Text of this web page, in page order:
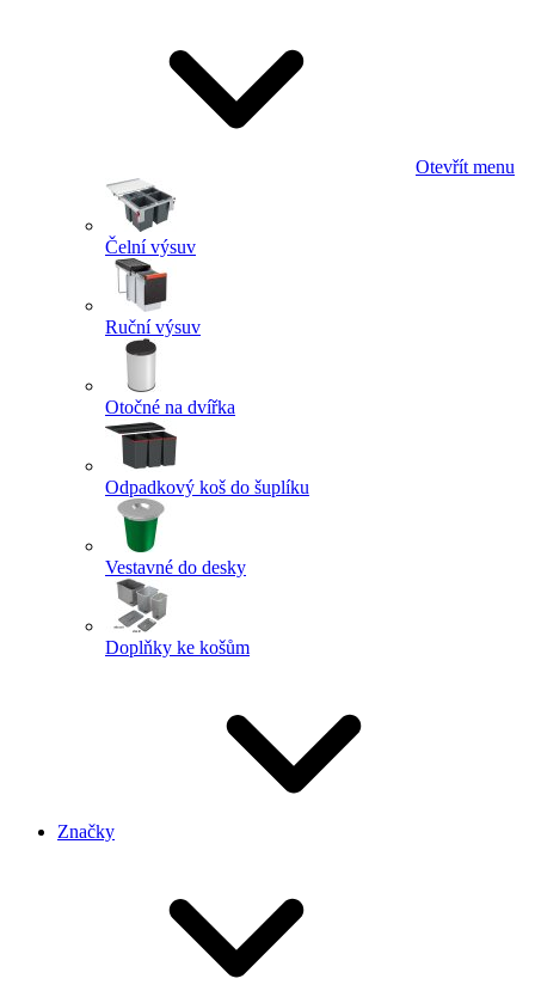
Otevřít menu
Čelní výsuv
Ruční výsuv
Otočné na dvířka
Odpadkový koš do šuplíku
Vestavné do desky
Doplňky ke košům
Značky